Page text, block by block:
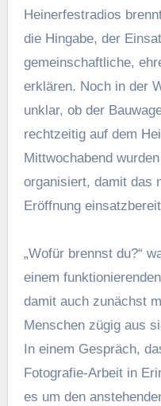
Heinerfestradios
die Hingabe, der
gemeinschaftliche,
erklären. Noch in der
unklar, ob der
rechtzeitig auf dem
Mittwochabend
organisiert, damit das
Eröffnung
„Wofür brennst du?“
einem
damit auch zunächst
Menschen zügig aus
In einem Gespräch,
Fotografie-Arbeit in
es um den